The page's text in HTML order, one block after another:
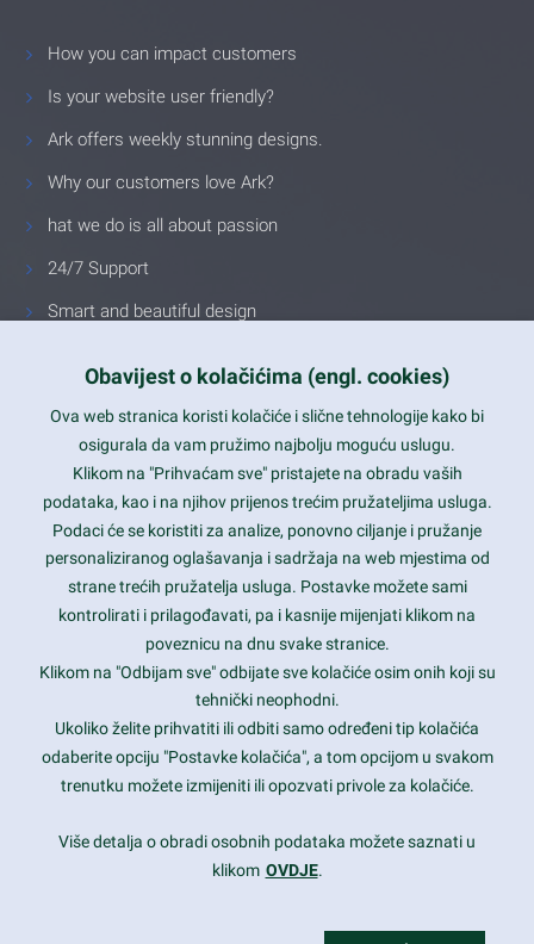
How you can impact customers
Is your website user friendly?
Ark offers weekly stunning designs.
Why our customers love Ark?
hat we do is all about passion
24/7 Support
Smart and beautiful design
Latest trends and much more...
Contact Info
1600 Amphitheatre Parkway, Mountain View, CA 94043
prothemes.net@gmail.com
Daily: 9:00 am - 6:00 pm
Sunday: Closed
Copyright 2017FRESHFACE© All Rights Reserved
Obavijest o kolačićima (engl. cookies)
Ova web stranica koristi kolačiće i slične tehnologije kako bi
osigurala da vam pružimo najbolju moguću uslugu.
Klikom na "Prihvaćam sve" pristajete na obradu vaših
podataka, kao i na njihov prijenos trećim pružateljima usluga.
Podaci će se koristiti za analize, ponovno ciljanje i pružanje
personaliziranog oglašavanja i sadržaja na web mjestima od
strane trećih pružatelja usluga. Postavke možete sami
kontrolirati i prilagođavati, pa i kasnije mijenjati klikom na
poveznicu na dnu svake stranice.
Klikom na "Odbijam sve" odbijate sve kolačiće osim onih koji su
tehnički neophodni.
Ukoliko želite prihvatiti ili odbiti samo određeni tip kolačića
odaberite opciju "Postavke kolačića", a tom opcijom u svakom
trenutku možete izmijeniti ili opozvati privole za kolačiće.
Više detalja o obradi osobnih podataka možete saznati u
klikom OVDJE.